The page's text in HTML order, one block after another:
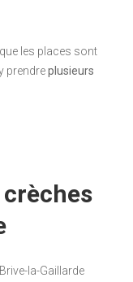
les places sont
prendreplusieurs
la-Gaillarde